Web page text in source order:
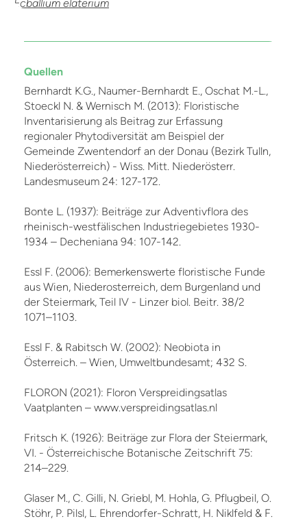
Ecballium elaterium
Quellen
Bernhardt K.G., Naumer-Bernhardt E., Oschat M.-L.,
Stoeckl N. & Wernisch M. (2013): Floristische
Inventarisierung als Beitrag zur Erfassung
regionaler Phytodiversität am Beispiel der
Gemeinde Zwentendorf an der Donau (Bezirk Tulln,
Niederösterreich) - Wiss. Mitt. Niederösterr.
Landesmuseum 24: 127-172.
Bonte L. (1937): Beiträge zur Adventivflora des
rheinisch-westfälischen Industriegebietes 1930-
1934 – Decheniana 94: 107-142.
Essl F. (2006): Bemerkenswerte floristische Funde
aus Wien, Niederosterreich, dem Burgenland und
der Steiermark, Teil IV - Linzer biol. Beitr. 38/2
1071–1103.
Essl F. & Rabitsch W. (2002): Neobiota in
Österreich. – Wien, Umweltbundesamt; 432 S.
FLORON (2021): Floron Verspreidingsatlas
Vaatplanten – www.verspreidingsatlas.nl
Fritsch K. (1926): Beiträge zur Flora der Steiermark,
VI. - Österreichische Botanische Zeitschrift 75:
214–229.
Glaser M., C. Gilli, N. Griebl, M. Hohla, G. Pflugbeil, O.
Stöhr, P. Pilsl, L. Ehrendorfer-Schratt, H. Niklfeld & F.